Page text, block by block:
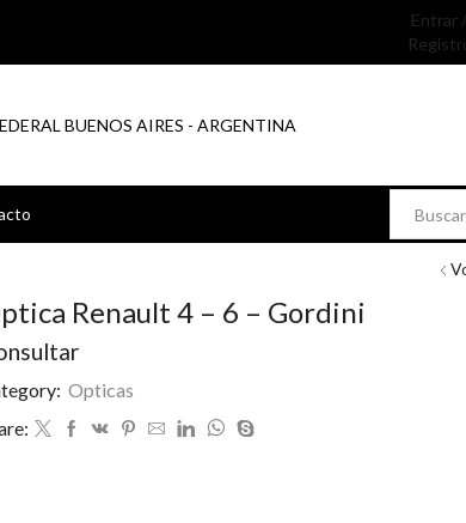
Entrar /
BUENOS AIRES - ARGENTINA
Renault 4 – 6 – Gordini
Opticas